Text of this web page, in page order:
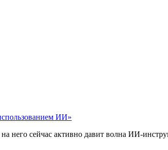
ИИ»
него сейчас активно давит волна